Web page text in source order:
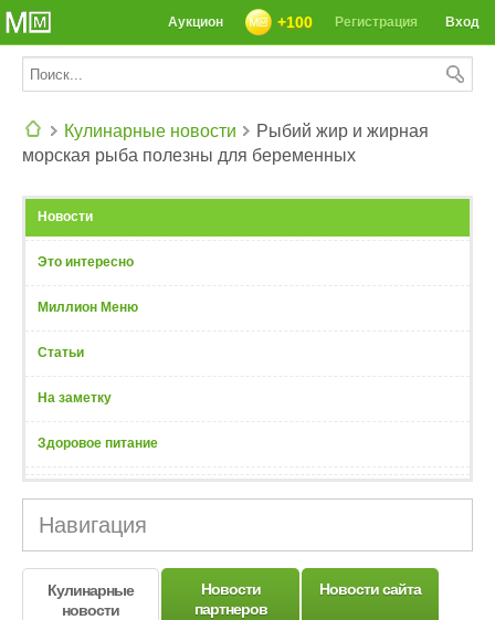
Вход
Регистрация
+100
Аукцион
Кулинарные новости
Рыбий жир и жирная
морская рыба полезны для беременных
Новости
Это интересно
Миллион Меню
Статьи
На заметку
Здоровое питание
Навигация
Кулинарные
новости
Новости
партнеров
Новости сайта